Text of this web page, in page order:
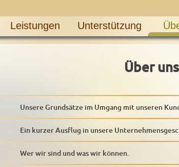
Leistungen Unterstützung
Über uns
Unsere Grundsätze im Umgang mit unseren
Ein kurzer Ausflug in unsere
Wer wir sind und was wir können.